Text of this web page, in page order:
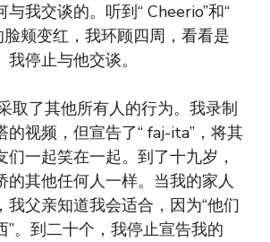
我交谈的。听到“ Cheerio”和“
颊变红，我环顾四周，看看是
停止与他交谈。
取了其他所有人的行为。我录制
的视频，但宣告了“ faj-ita”，将其
们一起笑在一起。到了十九岁，
的其他任何人一样。当我的家人
我父亲知道我会适合，因为“他们
”。到二十个，我停止宣告我的